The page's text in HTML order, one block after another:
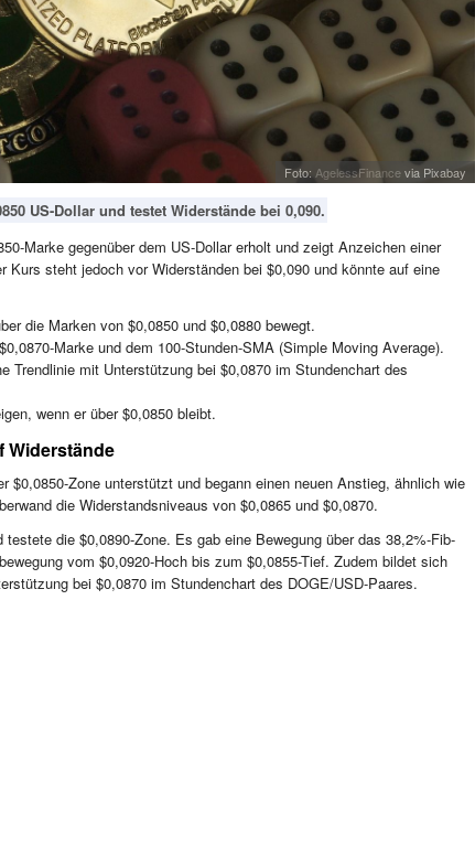
Foto: AgelessFinancevia Pixabay
US-Dollar und testet Widerstände bei 0,090.
Marke gegenüber dem US-Dollar erholt und zeigt Anzeichen einer
Kurs steht jedoch vor Widerständen bei $0,090 und könnte auf eine
die Marken von $0,0850 und $0,0880 bewegt.
Marke und dem 100-Stunden-SMA (Simple Moving Average).
Trendlinie mit Unterstützung bei $0,0870 im Stundenchart des
wenn er über $0,0850 bleibt.
Widerstände
$0,0850-Zone unterstützt und begann einen neuen Anstieg, ähnlich wie
die Widerstandsniveaus von $0,0865 und $0,0870.
die $0,0890-Zone. Es gab eine Bewegung über das 38,2%-Fib-
vom $0,0920-Hoch bis zum $0,0855-Tief. Zudem bildet sich
bei $0,0870 im Stundenchart des DOGE/USD-Paares.